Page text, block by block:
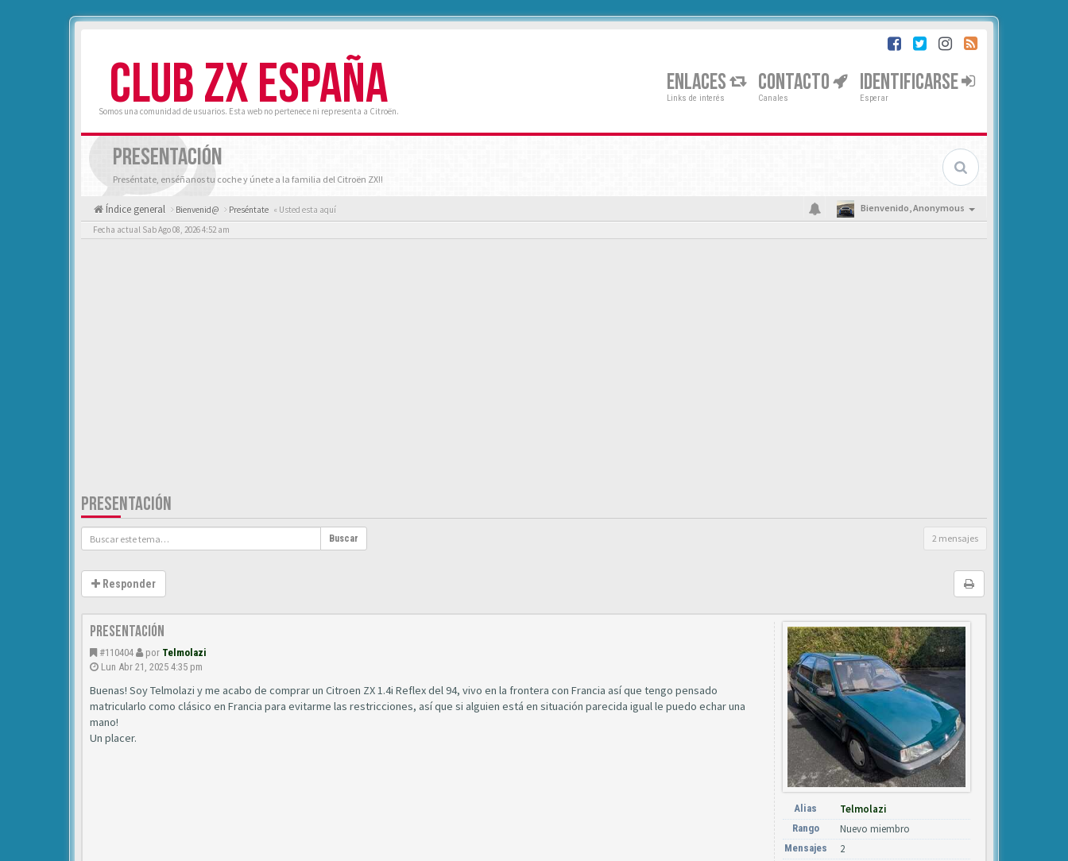
CLUB ZX ESPAÑA
Somos una comunidad de usuarios. Esta web no pertenece ni representa a Citroën.
ENLACES
Links de interés
CONTACTO
Canales
IDENTIFICARSE
Esperar
PRESENTACIÓN
Preséntate, enséñanos tu coche y únete a la familia del Citroën ZX!!
Índice general Bienvenid@ Preséntate « Usted esta aquí Bienvenido,Anonymous
Fecha actual Sab Ago 08, 2026 4:52 am
PRESENTACIÓN
Buscar 2 mensajes
Responder
Presentación
#110404 por Telmolazi
Lun Abr 21, 2025 4:35 pm
Buenas! Soy Telmolazi y me acabo de comprar un Citroen ZX 1.4i Reflex del 94, vivo en la frontera con Francia así que tengo pensado
matricularlo como clásico en Francia para evitarme las restricciones, así que si alguien está en situación parecida igual le puedo echar una
mano!
Un placer.
Alias Telmolazi
Rango Nuevo miembro
Mensajes 2